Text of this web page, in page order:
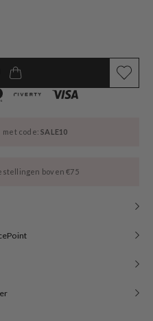
met code:SALE10
boven €75